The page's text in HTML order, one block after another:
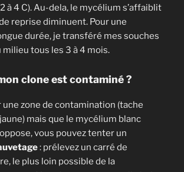
à 4 C). Au-dela, le mycélium s’affaiblit
reprise diminuent. Pour une
durée, je transféré mes souches
milieu tous les 3 à 4 mois.
clone est contaminé ?
une zone de contamination (tache
mais que le mycélium blanc
vous pouvez tenter un
: prélevez un carré de
le plus loin possible de la